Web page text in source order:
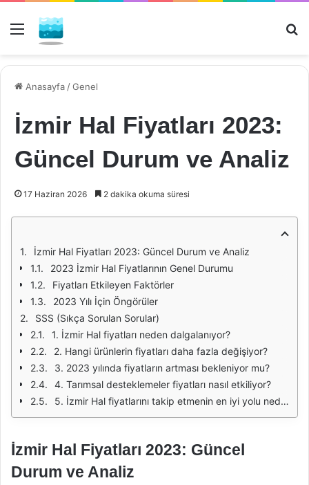
Menü
Anasayfa /Genel
İzmir Hal Fiyatları 2023:
Güncel Durum ve Analiz
17 Haziran 2026 2 dakika okuma süresi
İzmir Hal Fiyatları 2023: Güncel Durum ve Analiz
2023 İzmir Hal Fiyatlarının Genel Durumu
Fiyatları Etkileyen Faktörler
2023 Yılı İçin Öngörüler
SSS (Sıkça Sorulan Sorular)
1. İzmir Hal fiyatları neden dalgalanıyor?
2. Hangi ürünlerin fiyatları daha fazla değişiyor?
3. 2023 yılında fiyatların artması bekleniyor mu?
4. Tarımsal desteklemeler fiyatları nasıl etkiliyor?
5. İzmir Hal fiyatlarını takip etmenin en iyi yolu nedir?
İzmir Hal Fiyatları 2023: Güncel
Durum ve Analiz